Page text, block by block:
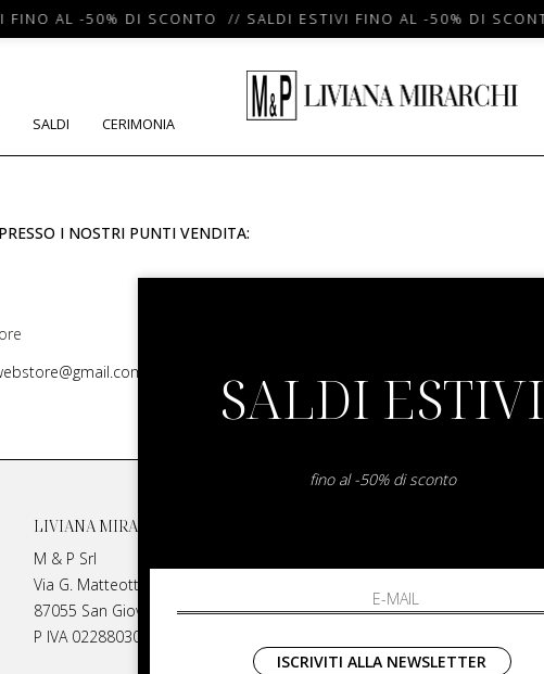
AL -50% DI SCONTO // SALDI ESTIVI FINO AL -50% DI
SALDI CERIMONIA
I NOSTRI PUNTI VENDITA:
LIVIANA MIRARCHI
M & P Srl
Via G. Matteotti, 91
87055 San Giovanni in Fiore Italia
P IVA 02288030782
Contatti
Spedizione
SALDI ESTIVI
fino al -50% di sconto
ISCRIVITI ALLA NEWSLETTER